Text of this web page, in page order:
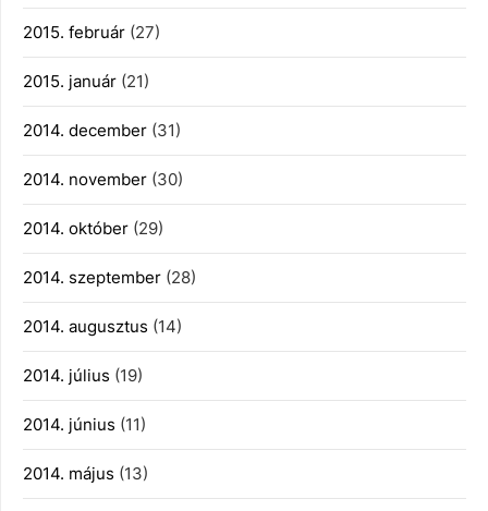
2015. február (27)
2015. január (21)
2014. december (31)
2014. november (30)
2014. október (29)
2014. szeptember (28)
2014. augusztus (14)
2014. július (19)
2014. június (11)
2014. május (13)